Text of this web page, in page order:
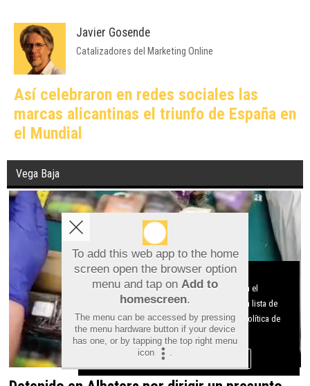
Javier Gosende
Catalizadores del Marketing Online
Así celebraron en redes sociales las
marcas alicantinas el triunfo de España en
el Mundial
Vega Baja
To add this web app to the home
screen open the browser option
menu and tap on Add to
homescreen.
The menu can be accessed by pressing
the menu hardware button if your device
has one, or by tapping the top right menu
icon
.
Aviso sobre el Uso de cookies:
Utilizamos cookies nuestras y de terceros para el
funcionamiento del digital. Puedes consultar la lista de
cookies y como desconectarlas. Ver nuestra Política de
Privacidad y Cookies
Aceptar Cookies